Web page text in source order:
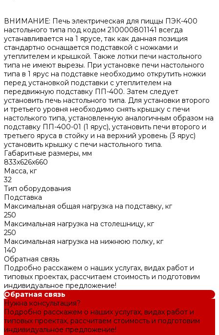
ВНИМАНИЕ: Печь электрическая для пиццы ПЭК-400
настольного типа под кодом 210000801141 всегда
устанавливается на 1 ярусе, так как данная позиция
стандартно оснащается подставкой с ножками и
утеплителем и крышкой. Также лотки печи настольного
типа не имеют вырезы. При установке печи настольного
типа в 1 ярус на подставке необходимо открутить ножки
перед установкой подставки с утеплителем на
передвижную подставку ПП-400. Затем следует
установить печь настольного типа. Для установки второго
и третьего уровня необходимо снять крышку с печи
настолького типа, установленную аналогичным образом на
подставку ПП-400-01 (1 ярус), установить печи второго и
третьего яруса в стойку и на верхний уровень (3 ярус)
установить крышку с печи настольного типа.
Габаритные размеры, мм
833x626x660
Масса, кг
32
Тип оборудования
Подставка
Максимальная общая нагрузка на подставку, кг
250
Максимальная нагрузка на столешницу, кг
250
Максимальная нагрузка на нижнюю полку, кг
140
Обратная связь
Подробно расскажем о наших услугах, видах работ и
типовых проектах, рассчитаем стоимость и подготовим
индивидуальное предложение!
Обратная связь
Нужна консультация?
Подробно расскажем о наших услугах, видах работ и
типовых проектах, рассчитаем стоимость и подготовим
индивидуальное предложение!